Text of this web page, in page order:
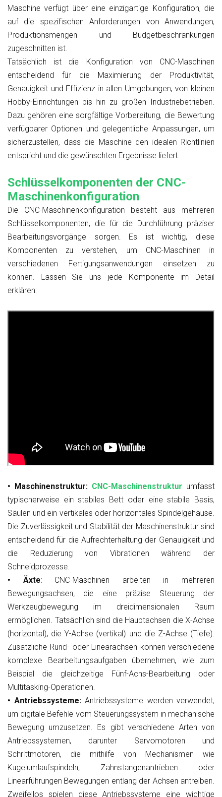
Maschine verfügt über eine einzigartige Konfiguration, die
auf die spezifischen Anforderungen von Anwendungen,
Produktionsmengen und Budgetbeschränkungen
zugeschnitten ist.
Tatsächlich ist die Konfiguration von CNC-Maschinen
entscheidend für die Maximierung der Produktivität,
Genauigkeit und Effizienz in allen Umgebungen, von kleinen
Hobby-Einrichtungen bis hin zu großen Industriebetrieben.
Dazu gehören eine sorgfältige Vorbereitung, die Bewertung
verfügbarer Optionen und gelegentliche Anpassungen, um
sicherzustellen, dass die Maschine den idealen Richtlinien
entspricht und die gewünschten Ergebnisse liefert.
Schlüsselkomponenten der CNC-
Maschinenkonfiguration
Die CNC-Maschinenkonfiguration besteht aus mehreren
Schlüsselkomponenten, die für die Durchführung präziser
Bearbeitungsvorgänge sorgen. Es ist wichtig, diese
Komponenten zu verstehen, um CNC-Maschinen in
verschiedenen Fertigungsanwendungen einsetzen zu
können. Lassen Sie uns jede Komponente im Detail
erklären:
• Maschinenstruktur: CNC-Maschinenstruktur umfasst
typischerweise ein stabiles Bett oder eine stabile Basis,
Säulen und ein vertikales oder horizontales Spindelgehäuse.
Die Zuverlässigkeit und Stabilität der Maschinenstruktur sind
entscheidend für die Aufrechterhaltung der Genauigkeit und
die Reduzierung von Vibrationen während der
Schneidprozesse.
• Äxte: CNC-Maschinen arbeiten in mehreren
Bewegungsachsen, die eine präzise Steuerung der
Werkzeugbewegung im dreidimensionalen Raum
ermöglichen. Tatsächlich sind die Hauptachsen die X-Achse
(horizontal), die Y-Achse (vertikal) und die Z-Achse (Tiefe).
Zusätzliche Rund- oder Linearachsen können verschiedene
komplexe Bearbeitungsaufgaben übernehmen, wie zum
Beispiel die gleichzeitige Fünf-Achs-Bearbeitung oder
Multitasking-Operationen.
• Antriebssysteme:Antriebssysteme werden verwendet,
um digitale Befehle vom Steuerungssystem in mechanische
Bewegung umzusetzen. Es gibt verschiedene Arten von
Antriebssystemen, darunter Servomotoren und
Schrittmotoren, die mithilfe von Mechanismen wie
Kugelumlaufspindeln, Zahnstangenantrieben oder
Linearführungen Bewegungen entlang der Achsen antreiben.
Zweifellos spielen diese Antriebssysteme eine wichtige